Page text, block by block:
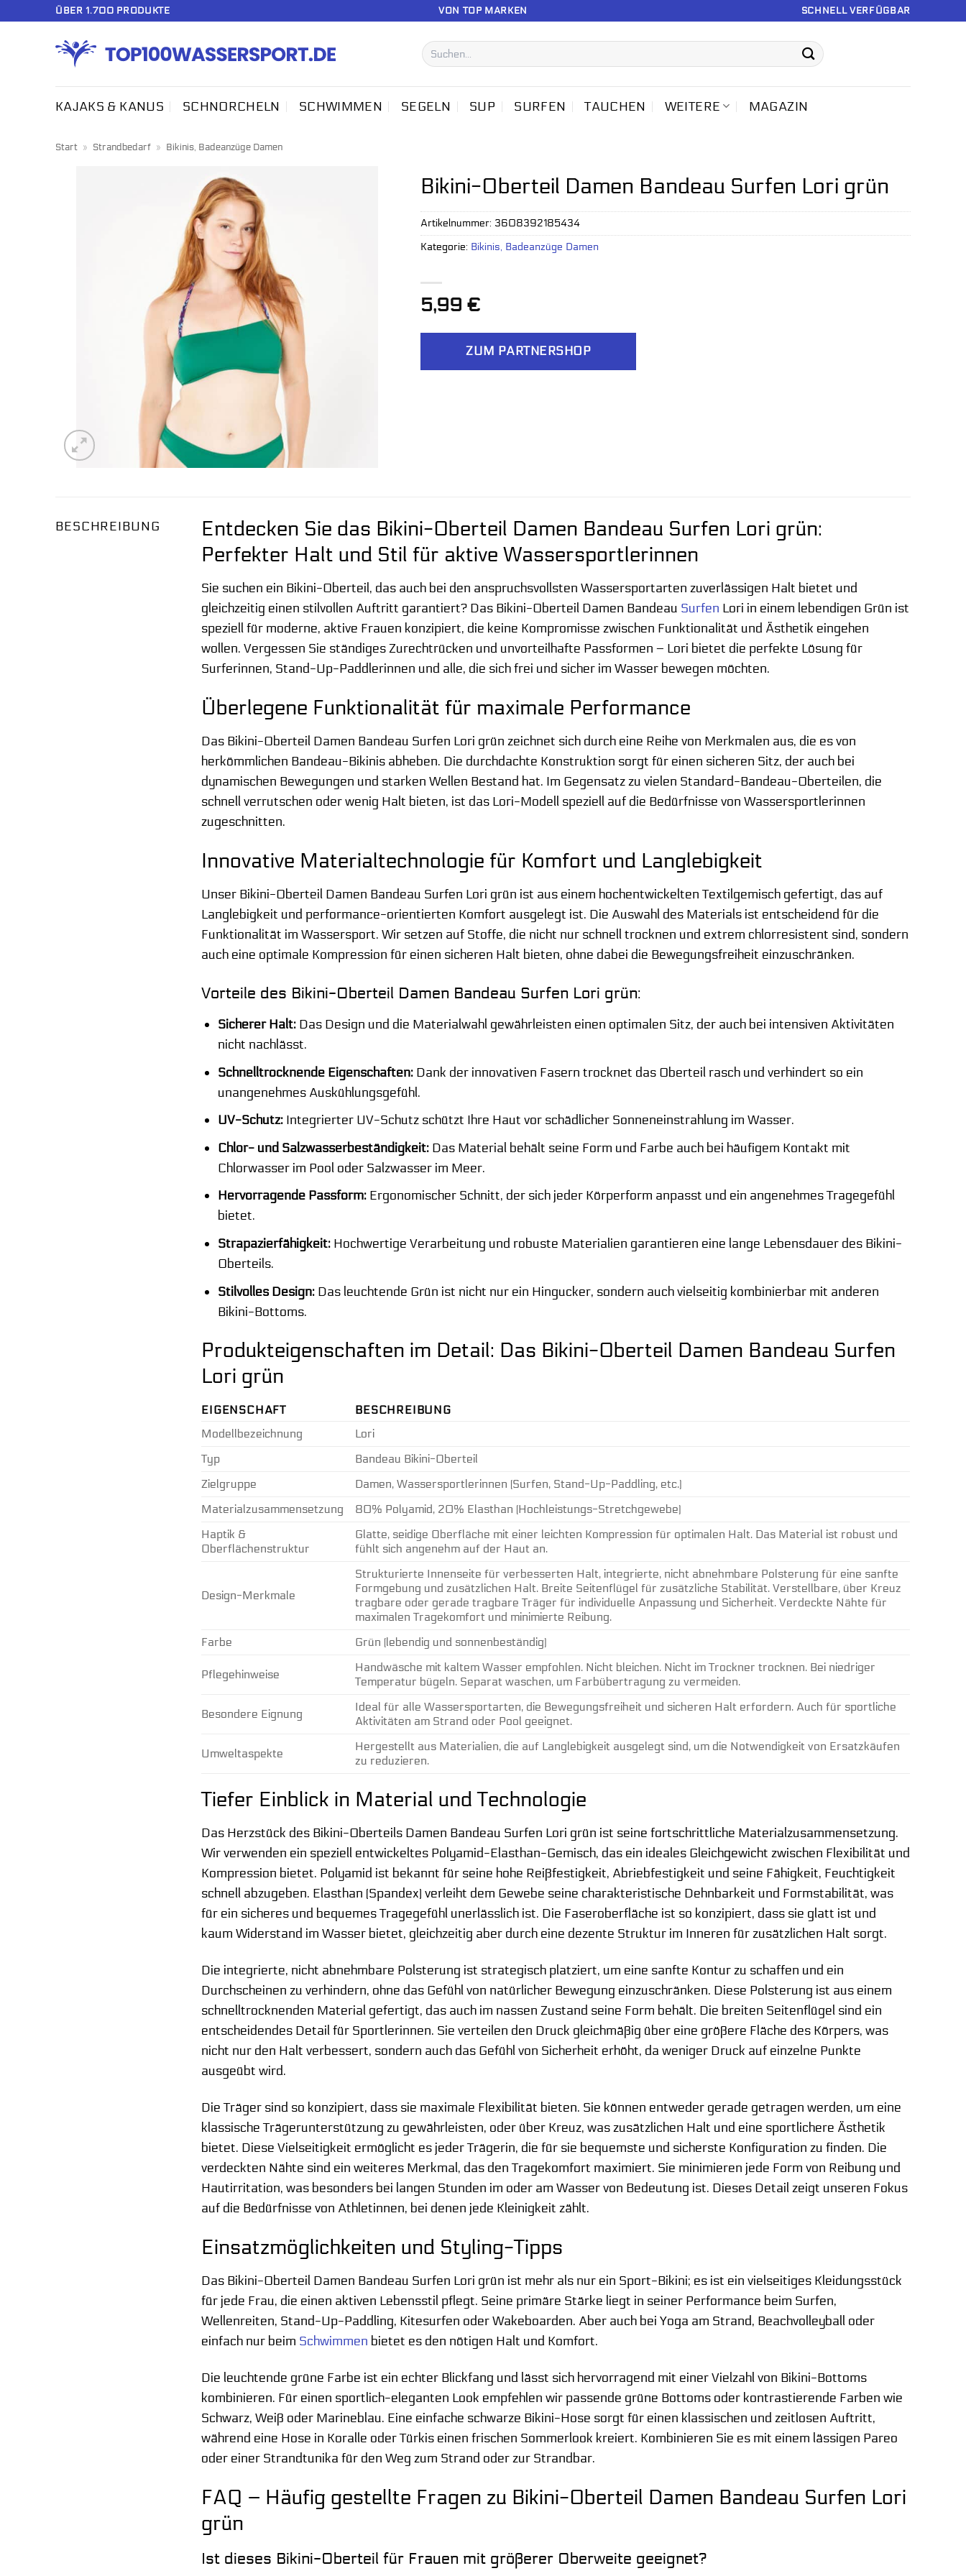
ÜBER 1.700 PRODUKTE VON TOP MARKEN SCHNELL VERFÜGBAR
Suchen
nach:
KAJAKS & KANUS SCHNORCHELN SCHWIMMEN SEGELN SUP SURFEN TAUCHEN WEITERE MAGAZIN
Start » Strandbedarf » Bikinis, Badeanzüge Damen
Bikini-Oberteil Damen Bandeau Surfen Lori grün
5,99€
ZUM PARTNERSHOP
Artikelnummer: 3608392185434
Kategorie: Bikinis, Badeanzüge Damen
BESCHREIBUNG
Entdecken Sie das Bikini-Oberteil Damen Bandeau Surfen Lori grün:
Perfekter Halt und Stil für aktive Wassersportlerinnen
Sie suchen ein Bikini-Oberteil, das auch bei den anspruchsvollsten Wassersportarten zuverlässigen Halt bietet und
gleichzeitig einen stilvollen Auftritt garantiert? Das Bikini-Oberteil Damen Bandeau Surfen Lori in einem lebendigen Grün ist
speziell für moderne, aktive Frauen konzipiert, die keine Kompromisse zwischen Funktionalität und Ästhetik eingehen
wollen. Vergessen Sie ständiges Zurechtrücken und unvorteilhafte Passformen – Lori bietet die perfekte Lösung für
Surferinnen, Stand-Up-Paddlerinnen und alle, die sich frei und sicher im Wasser bewegen möchten.
Überlegene Funktionalität für maximale Performance
Das Bikini-Oberteil Damen Bandeau Surfen Lori grün zeichnet sich durch eine Reihe von Merkmalen aus, die es von
herkömmlichen Bandeau-Bikinis abheben. Die durchdachte Konstruktion sorgt für einen sicheren Sitz, der auch bei
dynamischen Bewegungen und starken Wellen Bestand hat. Im Gegensatz zu vielen Standard-Bandeau-Oberteilen, die
schnell verrutschen oder wenig Halt bieten, ist das Lori-Modell speziell auf die Bedürfnisse von Wassersportlerinnen
zugeschnitten.
Innovative Materialtechnologie für Komfort und Langlebigkeit
Unser Bikini-Oberteil Damen Bandeau Surfen Lori grün ist aus einem hochentwickelten Textilgemisch gefertigt, das auf
Langlebigkeit und performance-orientierten Komfort ausgelegt ist. Die Auswahl des Materials ist entscheidend für die
Funktionalität im Wassersport. Wir setzen auf Stoffe, die nicht nur schnell trocknen und extrem chlorresistent sind, sondern
auch eine optimale Kompression für einen sicheren Halt bieten, ohne dabei die Bewegungsfreiheit einzuschränken.
Vorteile des Bikini-Oberteil Damen Bandeau Surfen Lori grün:
Sicherer Halt: Das Design und die Materialwahl gewährleisten einen optimalen Sitz, der auch bei intensiven Aktivitäten
nicht nachlässt.
Schnelltrocknende Eigenschaften: Dank der innovativen Fasern trocknet das Oberteil rasch und verhindert so ein
unangenehmes Auskühlungsgefühl.
UV-Schutz: Integrierter UV-Schutz schützt Ihre Haut vor schädlicher Sonneneinstrahlung im Wasser.
Chlor- und Salzwasserbeständigkeit: Das Material behält seine Form und Farbe auch bei häufigem Kontakt mit
Chlorwasser im Pool oder Salzwasser im Meer.
Hervorragende Passform: Ergonomischer Schnitt, der sich jeder Körperform anpasst und ein angenehmes Tragegefühl
bietet.
Strapazierfähigkeit: Hochwertige Verarbeitung und robuste Materialien garantieren eine lange Lebensdauer des Bikini-
Oberteils.
Stilvolles Design: Das leuchtende Grün ist nicht nur ein Hingucker, sondern auch vielseitig kombinierbar mit anderen
Bikini-Bottoms.
Produkteigenschaften im Detail: Das Bikini-Oberteil Damen Bandeau Surfen
Lori grün
EIGENSCHAFT
BESCHREIBUNG
Modellbezeichnung
Lori
Typ
Bandeau Bikini-Oberteil
Zielgruppe
Damen, Wassersportlerinnen (Surfen, Stand-Up-Paddling, etc.)
Materialzusammensetzung
80% Polyamid, 20% Elasthan (Hochleistungs-Stretchgewebe)
Haptik &
Oberflächenstruktur
Glatte, seidige Oberfläche mit einer leichten Kompression für optimalen Halt. Das Material ist robust und
fühlt sich angenehm auf der Haut an.
Design-Merkmale
Strukturierte Innenseite für verbesserten Halt, integrierte, nicht abnehmbare Polsterung für eine sanfte
Formgebung und zusätzlichen Halt. Breite Seitenflügel für zusätzliche Stabilität. Verstellbare, über Kreuz
tragbare oder gerade tragbare Träger für individuelle Anpassung und Sicherheit. Verdeckte Nähte für
maximalen Tragekomfort und minimierte Reibung.
Farbe
Grün (lebendig und sonnenbeständig)
Pflegehinweise
Handwäsche mit kaltem Wasser empfohlen. Nicht bleichen. Nicht im Trockner trocknen. Bei niedriger
Temperatur bügeln. Separat waschen, um Farbübertragung zu vermeiden.
Besondere Eignung
Ideal für alle Wassersportarten, die Bewegungsfreiheit und sicheren Halt erfordern. Auch für sportliche
Aktivitäten am Strand oder Pool geeignet.
Umweltaspekte
Hergestellt aus Materialien, die auf Langlebigkeit ausgelegt sind, um die Notwendigkeit von Ersatzkäufen
zu reduzieren.
Tiefer Einblick in Material und Technologie
Das Herzstück des Bikini-Oberteils Damen Bandeau Surfen Lori grün ist seine fortschrittliche Materialzusammensetzung.
Wir verwenden ein speziell entwickeltes Polyamid-Elasthan-Gemisch, das ein ideales Gleichgewicht zwischen Flexibilität und
Kompression bietet. Polyamid ist bekannt für seine hohe Reißfestigkeit, Abriebfestigkeit und seine Fähigkeit, Feuchtigkeit
schnell abzugeben. Elasthan (Spandex) verleiht dem Gewebe seine charakteristische Dehnbarkeit und Formstabilität, was
für ein sicheres und bequemes Tragegefühl unerlässlich ist. Die Faseroberfläche ist so konzipiert, dass sie glatt ist und
kaum Widerstand im Wasser bietet, gleichzeitig aber durch eine dezente Struktur im Inneren für zusätzlichen Halt sorgt.
Die integrierte, nicht abnehmbare Polsterung ist strategisch platziert, um eine sanfte Kontur zu schaffen und ein
Durchscheinen zu verhindern, ohne das Gefühl von natürlicher Bewegung einzuschränken. Diese Polsterung ist aus einem
schnelltrocknenden Material gefertigt, das auch im nassen Zustand seine Form behält. Die breiten Seitenflügel sind ein
entscheidendes Detail für Sportlerinnen. Sie verteilen den Druck gleichmäßig über eine größere Fläche des Körpers, was
nicht nur den Halt verbessert, sondern auch das Gefühl von Sicherheit erhöht, da weniger Druck auf einzelne Punkte
ausgeübt wird.
Die Träger sind so konzipiert, dass sie maximale Flexibilität bieten. Sie können entweder gerade getragen werden, um eine
klassische Trägerunterstützung zu gewährleisten, oder über Kreuz, was zusätzlichen Halt und eine sportlichere Ästhetik
bietet. Diese Vielseitigkeit ermöglicht es jeder Trägerin, die für sie bequemste und sicherste Konfiguration zu finden. Die
verdeckten Nähte sind ein weiteres Merkmal, das den Tragekomfort maximiert. Sie minimieren jede Form von Reibung und
Hautirritation, was besonders bei langen Stunden im oder am Wasser von Bedeutung ist. Dieses Detail zeigt unseren Fokus
auf die Bedürfnisse von Athletinnen, bei denen jede Kleinigkeit zählt.
Einsatzmöglichkeiten und Styling-Tipps
Das Bikini-Oberteil Damen Bandeau Surfen Lori grün ist mehr als nur ein Sport-Bikini; es ist ein vielseitiges Kleidungsstück
für jede Frau, die einen aktiven Lebensstil pflegt. Seine primäre Stärke liegt in seiner Performance beim Surfen,
Wellenreiten, Stand-Up-Paddling, Kitesurfen oder Wakeboarden. Aber auch bei Yoga am Strand, Beachvolleyball oder
einfach nur beim Schwimmen bietet es den nötigen Halt und Komfort.
Die leuchtende grüne Farbe ist ein echter Blickfang und lässt sich hervorragend mit einer Vielzahl von Bikini-Bottoms
kombinieren. Für einen sportlich-eleganten Look empfehlen wir passende grüne Bottoms oder kontrastierende Farben wie
Schwarz, Weiß oder Marineblau. Eine einfache schwarze Bikini-Hose sorgt für einen klassischen und zeitlosen Auftritt,
während eine Hose in Koralle oder Türkis einen frischen Sommerlook kreiert. Kombinieren Sie es mit einem lässigen Pareo
oder einer Strandtunika für den Weg zum Strand oder zur Strandbar.
FAQ – Häufig gestellte Fragen zu Bikini-Oberteil Damen Bandeau Surfen Lori
grün
Ist dieses Bikini-Oberteil für Frauen mit größerer Oberweite geeignet?